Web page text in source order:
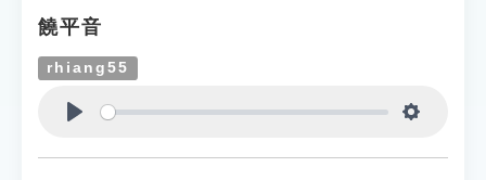
饒平音
rhiang55